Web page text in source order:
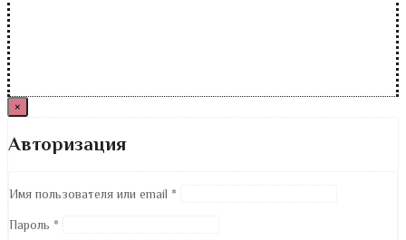
×
Авторизация
Имя пользователя или email *
Пароль *